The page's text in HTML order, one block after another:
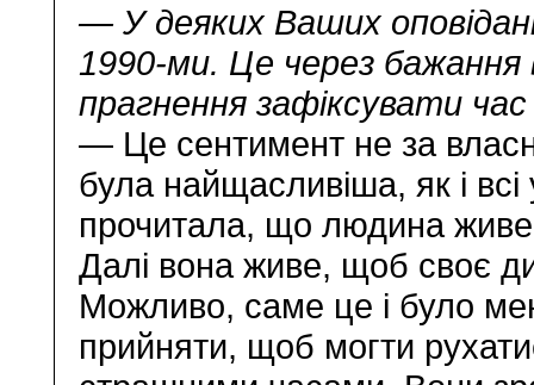
— У деяких Ваших
1990-ми. Це через
прагнення зафіксувати
— Це сентимент не за
була найщасливіша, як і
прочитала, що людина
Далі вона живе, щоб своє
Можливо, саме це і було
прийняти, щоб могти